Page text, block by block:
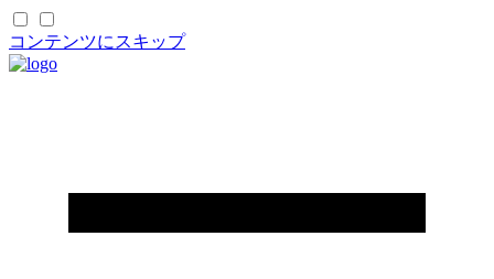
コンテンツにスキップ